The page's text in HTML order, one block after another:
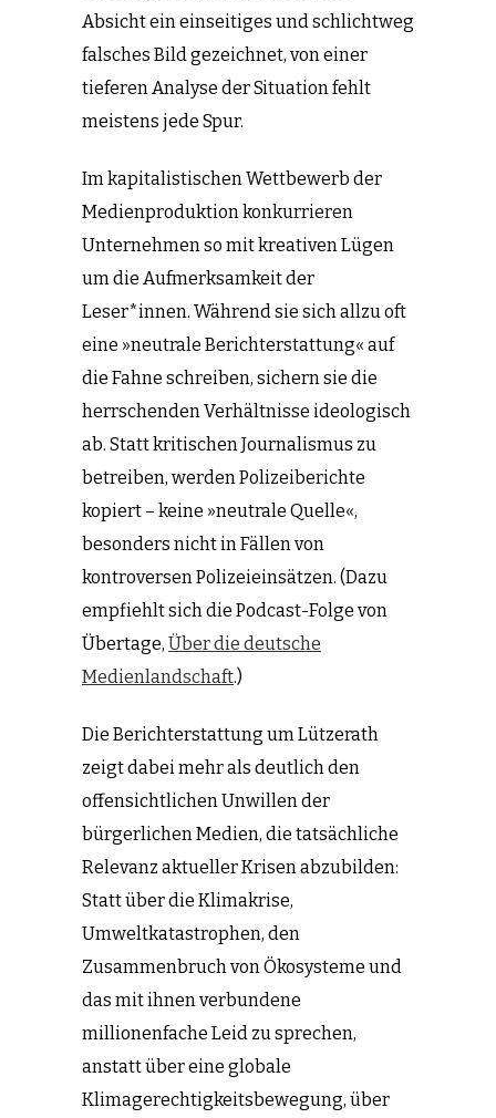
Absicht ein einseitiges und schlichtweg
falsches Bild gezeichnet, von einer
tieferen Analyse der Situation fehlt
meistens jede Spur.
Im kapitalistischen Wettbewerb der
Medienproduktion konkurrieren
Unternehmen so mit kreativen Lügen
um die Aufmerksamkeit der
Leser*innen. Während sie sich allzu oft
eine »neutrale Berichterstattung« auf
die Fahne schreiben, sichern sie die
herrschenden Verhältnisse ideologisch
ab. Statt kritischen Journalismus zu
betreiben, werden Polizeiberichte
kopiert – keine »neutrale Quelle«,
besonders nicht in Fällen von
kontroversen Polizeieinsätzen. (Dazu
empfiehlt sich die Podcast-Folge von
Übertage, Über die deutsche
Medienlandschaft.)
Die Berichterstattung um Lützerath
zeigt dabei mehr als deutlich den
offensichtlichen Unwillen der
bürgerlichen Medien, die tatsächliche
Relevanz aktueller Krisen abzubilden:
Statt über die Klimakrise,
Umweltkatastrophen, den
Zusammenbruch von Ökosysteme und
das mit ihnen verbundene
millionenfache Leid zu sprechen,
anstatt über eine globale
Klimagerechtigkeitsbewegung, über